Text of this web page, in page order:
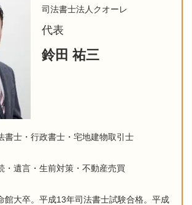
司法書士法人クオーレ
代表
鈴田 祐三
書士・行政書士・宅地建物取引士
・遺言・生前対策・不動産売買
館大卒。平成13年司法書士試験合格。平成